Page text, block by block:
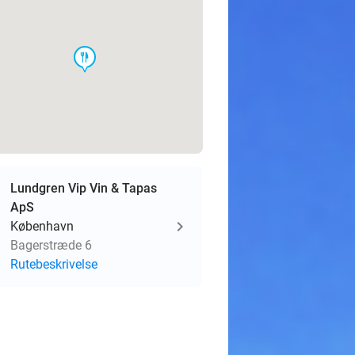
food
Lundgren Vip Vin & Tapas
ApS
København
Bagerstræde 6
Rutebeskrivelse